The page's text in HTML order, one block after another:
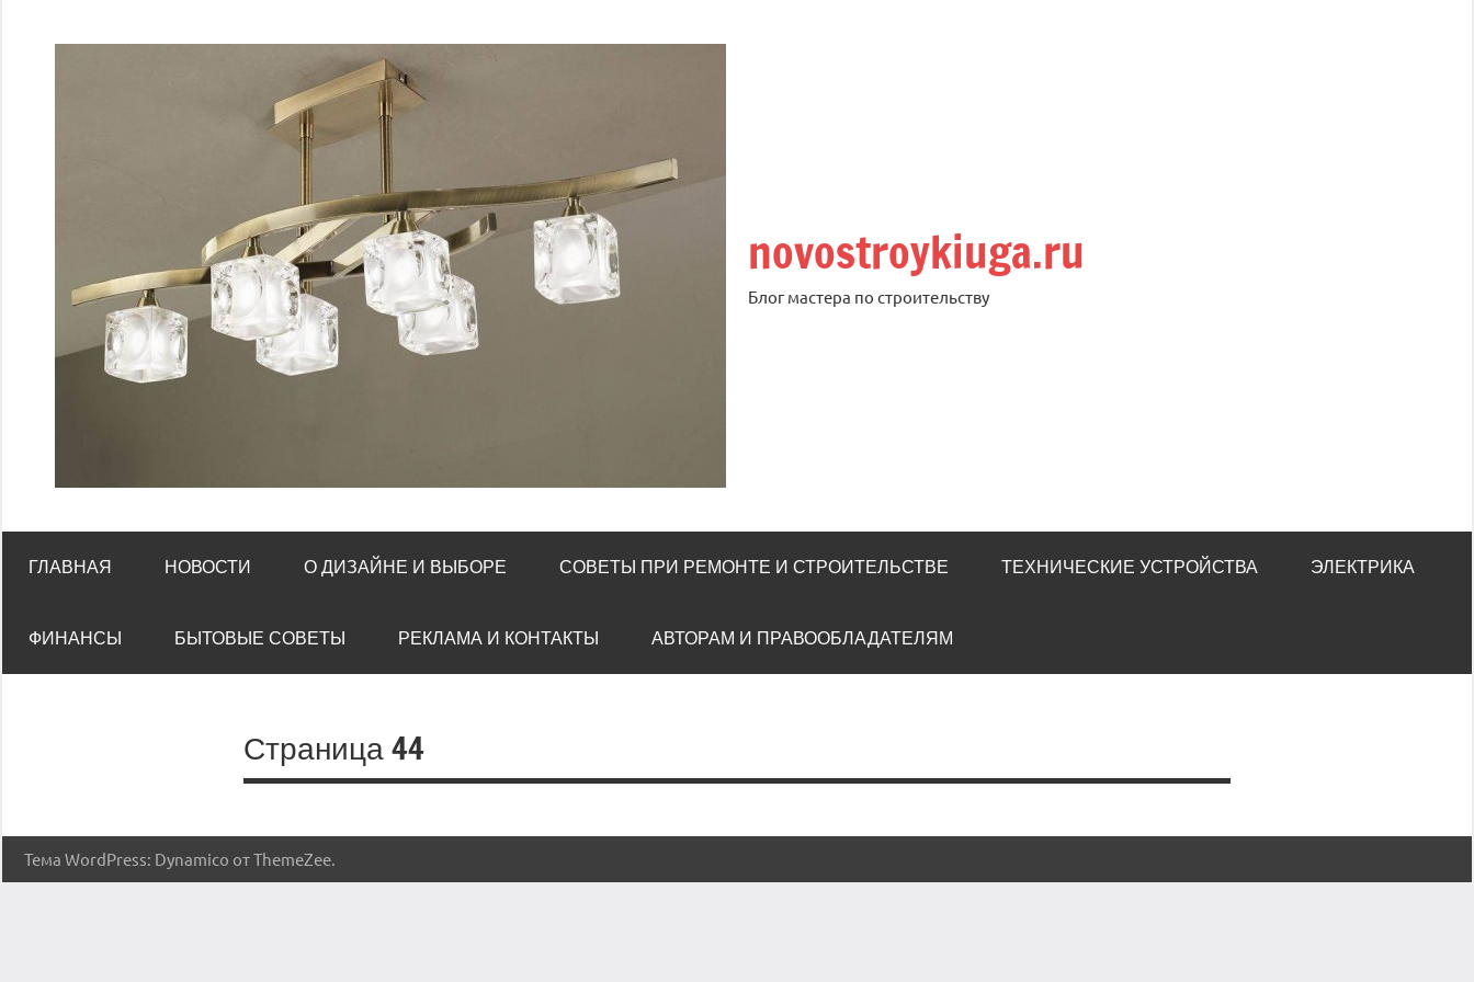
novostroykiuga.ru
Блог мастера по строительству
ГЛАВНАЯ НОВОСТИ О ДИЗАЙНЕ И ВЫБОРЕ СОВЕТЫ ПРИ РЕМОНТЕ И СТРОИТЕЛЬСТВЕ ТЕХНИЧЕСКИЕ УСТРОЙСТВА ЭЛЕКТРИКА
ФИНАНСЫ БЫТОВЫЕ СОВЕТЫ РЕКЛАМА И КОНТАКТЫ АВТОРАМ И ПРАВООБЛАДАТЕЛЯМ
Страница 44
Тема WordPress: Dynamico от ThemeZee.